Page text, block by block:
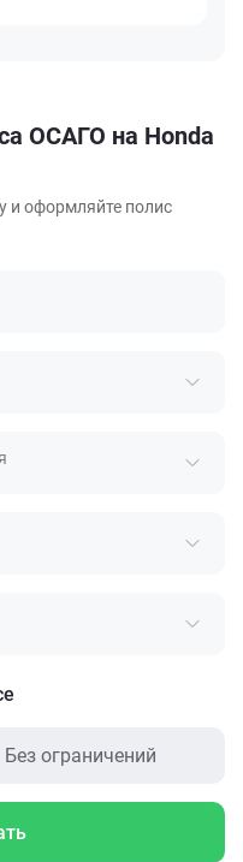
ОСАГО на Honda
и оформляйте полис
Без ограничений